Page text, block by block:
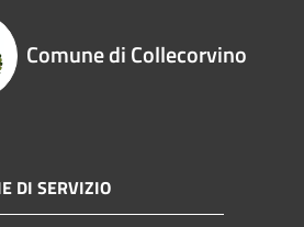
Comune di Collecorvino
DI SERVIZIO